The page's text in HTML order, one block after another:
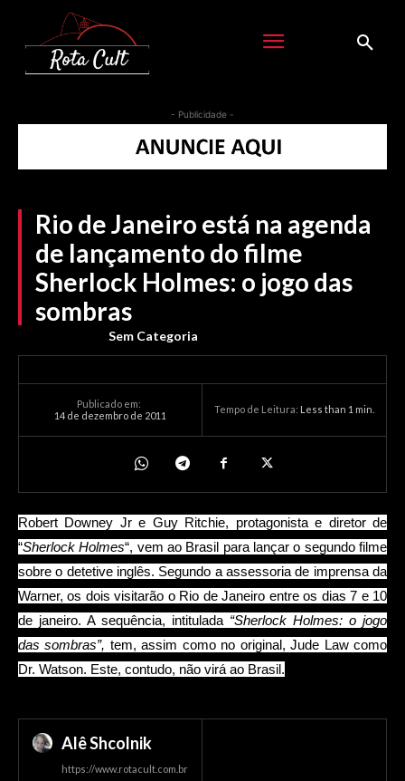
- Publicidade -
Rio de Janeiro está na agenda
de lançamento do filme
Sherlock Holmes: o jogo das
sombras
Sem Categoria
Publicado em:
14 de dezembro de 2011
Tempo de Leitura: Less than 1 min.
Robert Downey Jr e Guy Ritchie, protagonista e diretor de
“Sherlock Holmes“, vem ao Brasil para lançar o segundo filme
sobre o detetive inglês. Segundo a assessoria de imprensa da
Warner, os dois visitarão o Rio de Janeiro entre os dias 7 e 10
de janeiro. A sequência, intitulada “Sherlock Holmes: o jogo
das sombras”, tem, assim como no original, Jude Law como
Dr. Watson. Este, contudo, não virá ao Brasil.
Alê Shcolnik
https://www.rotacult.com.br